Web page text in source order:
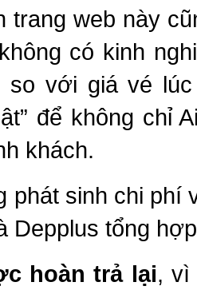
trang web này
có kinh
so với giá vé
để không chỉ
khách.
phát sinh chi phí
Depplus tổng
hoàn trả lại, vì